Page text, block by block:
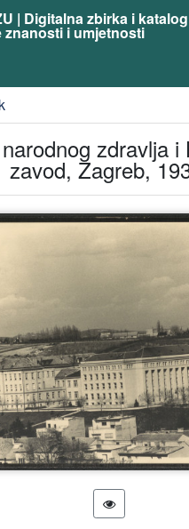
| Digitalna zbirka i
znanosti i umjetnosti
zdravlja i
zavod, Zagreb,